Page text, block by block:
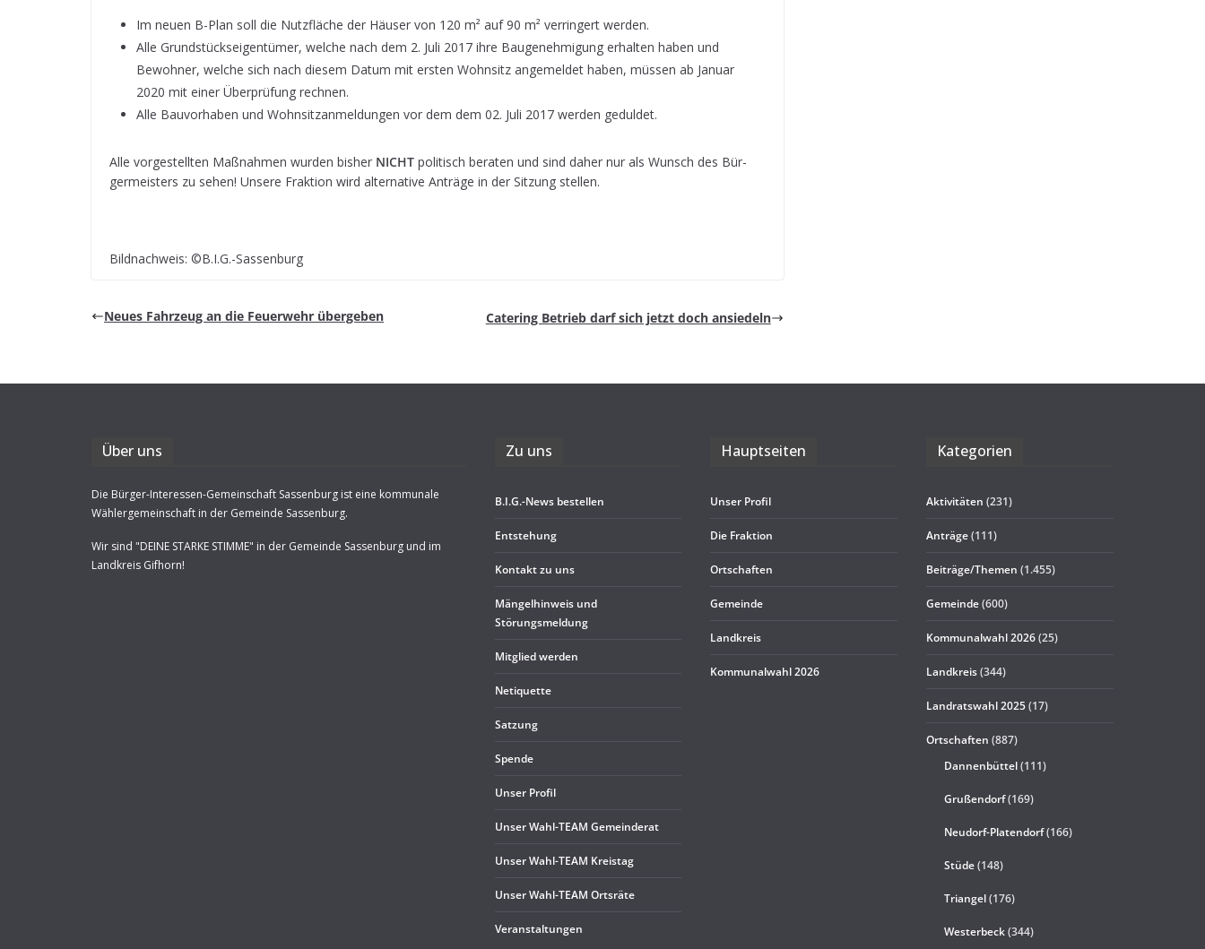
Im neuen B-Plan soll die Nutz­flä­che der Häu­ser von 120 m² auf 90 m² ver­rin­gert werden.
Alle Grund­stücks­ei­gen­tü­mer, wel­che nach dem 2. Juli 2017 ihre Bau­ge­neh­mi­gung erhal­ten haben und
Bewoh­ner, wel­che sich nach die­sem Datum mit ers­ten Wohn­sitz ange­mel­det haben, müs­sen ab Januar
2020 mit einer Über­prü­fung rechnen.
Alle Bau­vor­ha­ben und Wohn­sitz­an­mel­dun­gen vor dem dem 02. Juli 2017 wer­den geduldet.
Alle vor­ge­stell­ten Maß­nah­men wur­den bis­her NICHT poli­tisch bera­ten und sind daher nur als Wunsch des Bür­
ger­meis­ters zu sehen! Unsere Frak­tion wird alter­na­tive Anträge in der Sit­zung stellen.
Bild­nach­weis: ©B.I.G.-Sassenburg
Neues Fahr­zeug an die Feu­er­wehr übergeben Cate­ring Betrieb darf sich jetzt doch ansiedeln
Über uns
Die Bürger-Interessen-Gemeinschaft Sassenburg ist eine kommunale
Wählergemeinschaft in der Gemeinde Sassenburg.
Wir sind "DEINE STARKE STIMME" in der Gemeinde Sassenburg und im
Landkreis Gifhorn!
Zu uns
B.I.G.-News bestel­len
Ent­ste­hung
Kon­takt zu uns
Män­gel­hin­weis und
Störungsmeldung
Mit­glied werden
Neti­quette
Sat­zung
Spende
Unser Pro­fil
Unser Wahl-TEAM Gemeinderat
Unser Wahl-TEAM Kreistag
Unser Wahl-TEAM Ortsräte
Ver­an­stal­tun­gen
Haupt­sei­ten
Unser Pro­fil
Die Frak­tion
Ort­schaf­ten
Gemeinde
Land­kreis
Kom­mu­nal­wahl 2026
Kate­go­rien
Aktivitäten (231)
Anträge(111)
Beiträge/Themen (1.455)
Gemeinde(600)
Kommunalwahl 2026(25)
Landkreis(344)
Landratswahl 2025(17)
Ortschaften (887)
Dannenbüttel(111)
Grußendorf(169)
Neudorf-Platendorf(166)
Stüde(148)
Triangel(176)
Westerbeck(344)